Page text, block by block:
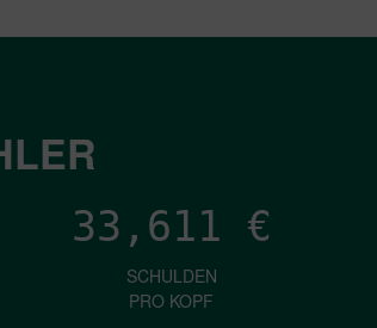
33,611 €
SCHULDEN
PRO KOPF